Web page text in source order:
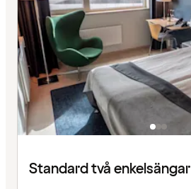
Standard två enkelsängar